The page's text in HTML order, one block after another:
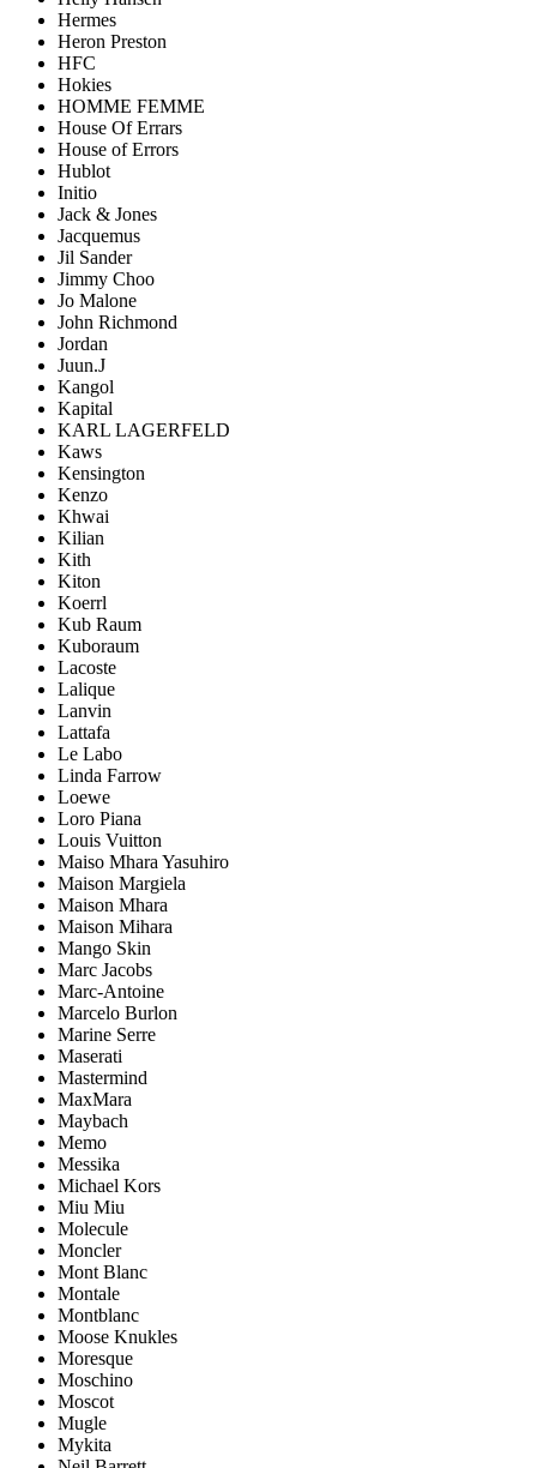
Hermes
Heron Preston
HFC
Hokies
HOMME FEMME
House Of Errars
House of Errors
Hublot
Initio
Jack & Jones
Jacquemus
Jil Sander
Jimmy Choo
Jo Malone
John Richmond
Jordan
Juun.J
Kangol
Kapital
KARL LAGERFELD
Kaws
Kensington
Kenzo
Khwai
Kilian
Kith
Kiton
Koerrl
Kub Raum
Kuboraum
Lacoste
Lalique
Lanvin
Lattafa
Le Labo
Linda Farrow
Loewe
Loro Piana
Louis Vuitton
Maiso Mhara Yasuhiro
Maison Margiela
Maison Mhara
Maison Mihara
Mango Skin
Marc Jacobs
Marc-Antoine
Marcelo Burlon
Marine Serre
Maserati
Mastermind
MaxMara
Maybach
Memo
Messika
Michael Kors
Miu Miu
Molecule
Moncler
Mont Blanc
Montale
Montblanc
Moose Knukles
Moresque
Moschino
Moscot
Mugle
Mykita